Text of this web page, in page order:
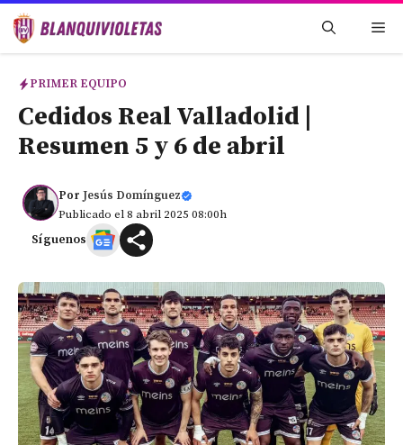
Saltar
PRIMER EQUIPO
Cedidos Real Valladolid |
Resumen 5 y 6 de abril
Por Jesús Domínguez
Publicado el 8 abril 2025 08:00h
Síguenos